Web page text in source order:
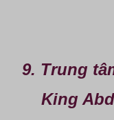
9. Trung
King